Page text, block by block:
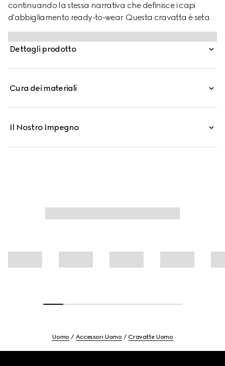
continuando la stessa narrativa che definisce i capi
d'abbigliamento ready-to-wear. Questa cravatta è seta
blu scuro è decorata dall'inconfondibile dettaglio
Doppia G.
Dettagli prodotto
Cura dei materiali
Il Nostro Impegno
Uomo Accessori Uomo Cravatte Uomo